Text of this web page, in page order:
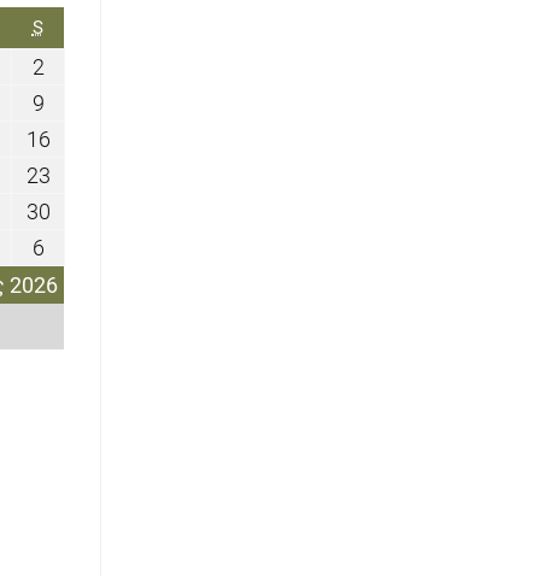
2026
SΚΥΡΙΑΚΉ
22
99
Αυγούστου
2026
Αυγούστου
1616
Αυγούστου
2026
Αυγούστου
2026
2323
2026
Αυγούστου
3030
2026
66
Σεπτεμβρίου
2026